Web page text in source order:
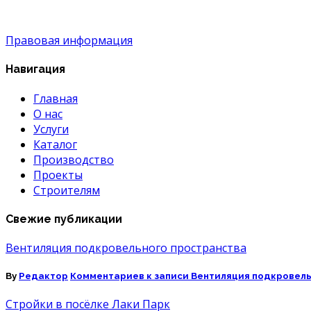
Правовая информация
Навигация
Главная
О нас
Услуги
Каталог
Производство
Проекты
Строителям
Свежие публикации
Вентиляция подкровельного пространства
By Редактор Комментариев к записи Вентиляция
Стройки в посёлке Лаки Парк